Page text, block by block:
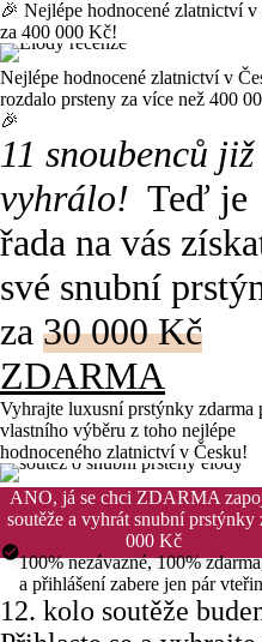
🎉 Nejlépe hodnocené zlatnictví
za 400 000 Kč!
Nejlépe hodnocené zlatnictví v
rozdalo prsteny za více než 400
🎉
11 snoubenců již
vyhrálo! Teď je
řada na vás
své snubní
za 30 000 Kč
ZDARMA
Vyhrajte luxusní prstýnky zdarma
vlastního výběru z toho nejlépe
hodnoceného zlatnictví v Česku!
ANO, já se chci ZDARMA
soutěže a vyhrát snubní prstýnky
000 Kč
100% nezávazné, 100%
a přihlášení zabere jen pár vteřin
12. kolo soutěže